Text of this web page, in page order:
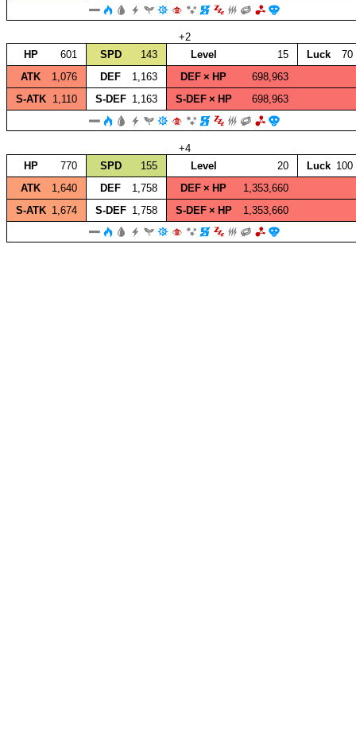
+2
HP
601 SPD 143 Level 15 Luck
70
ATK
1,076 DEF 1,163 DEF × HP
698,963
S‑ATK
1,110 S‑DEF 1,163 S‑DEF × HP 698,963
+4
HP
770 SPD 155 Level 20 Luck 100
ATK
1,640 DEF 1,758 DEF × HP
1,353,660
S‑ATK 1,674 S‑DEF 1,758 S‑DEF × HP 1,353,660